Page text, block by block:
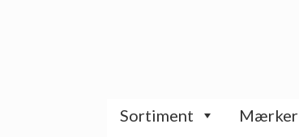
Sortiment Mærker